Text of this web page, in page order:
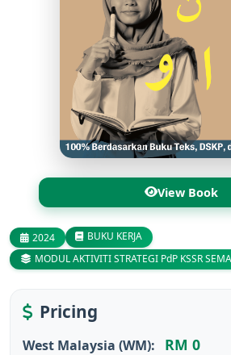
View Book
2024
BUKU KERJA
MODUL AKTIVITI STRATEGI PdP KSSR
Pricing
West Malaysia (WM): RM 0